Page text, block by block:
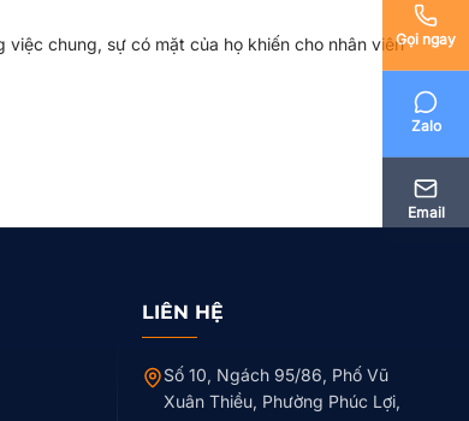
Gọi ngay
Zalo
Email
chung, sự có mặt của họ khiến cho nhân viên
LIÊN HỆ
Số 10, Ngách 95/86, Phố Vũ
Xuân Thiều, Phường Phúc Lợi,